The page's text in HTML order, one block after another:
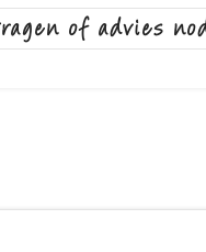
kunt deze badjas
of advies